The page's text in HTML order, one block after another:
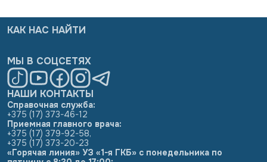
НАШИ КОНТАКТЫ
Справочная служба:
+375 (17) 373-46-12
Приемная главного врача:
+375 (17) 379-92-58,
+375 (17) 373-20-23
«Горячая линия» УЗ «1-я ГКБ» с понедельника по
КАК НАС НАЙТИ
МЫ В СОЦСЕТЯХ